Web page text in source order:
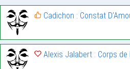
Cadichon : Constat
Alexis Jalabert : Corps de